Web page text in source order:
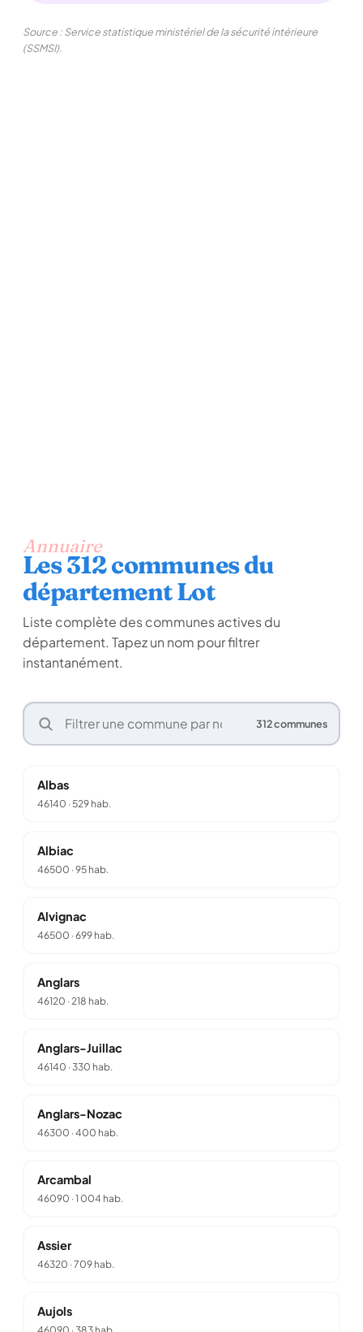
Source : Service statistique ministériel de la sécurité intérieure
(SSMSI).
Annuaire
Les 312 communes du
département Lot
Liste complète des communes actives du
département. Tapez un nom pour filtrer
instantanément.
312 communes
Albas
46140 ·529 hab.
Albiac
46500 ·95 hab.
Alvignac
46500 ·699 hab.
Anglars
46120 ·218 hab.
Anglars-Juillac
46140 ·330 hab.
Anglars-Nozac
46300 ·400 hab.
Arcambal
46090 ·1 004 hab.
Assier
46320 ·709 hab.
Aujols